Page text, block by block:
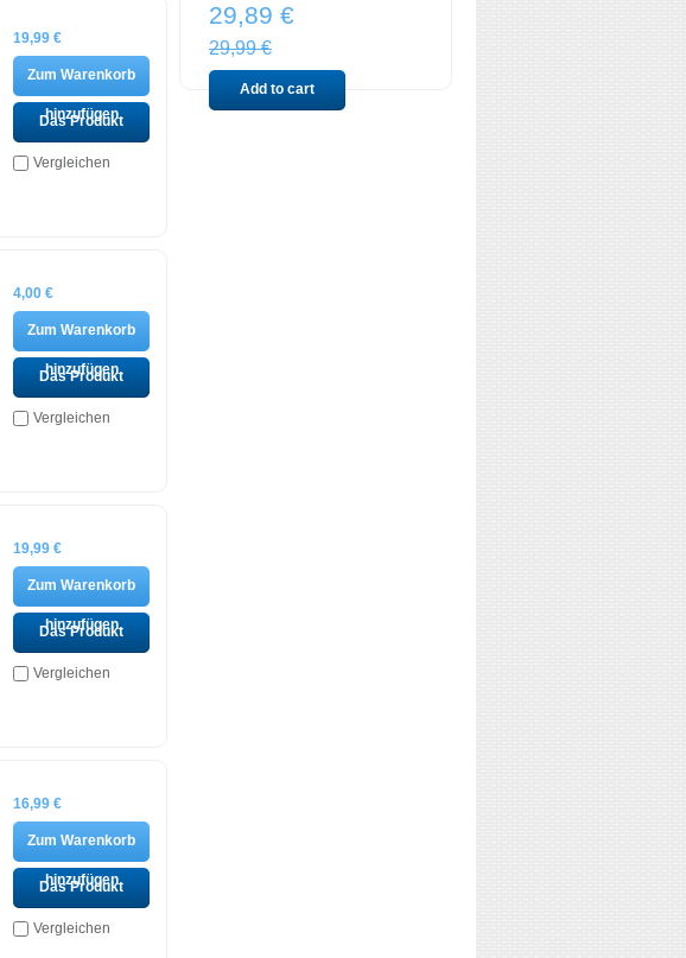
19,99 €
Zum Warenkorb
hinzufügen
Das Produkt
ansehen
Vergleichen
4,00 €
Zum Warenkorb
hinzufügen
Das Produkt
ansehen
Vergleichen
19,99 €
Zum Warenkorb
hinzufügen
Das Produkt
ansehen
Vergleichen
16,99 €
Zum Warenkorb
hinzufügen
Das Produkt
ansehen
Vergleichen
29,89 €
29,99 €
Add to cart